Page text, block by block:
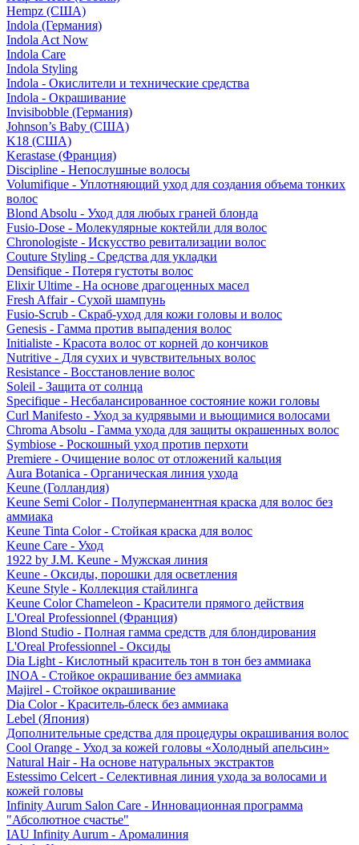
Hempz (США)
Indola (Германия)
Indola Act Now
Indola Care
Indola Styling
Indola - Окислители и технические средства
Indola - Окрашивание
Invisibobble (Германия)
Johnson’s Baby (США)
K18 (США)
Kerastase (Франция)
Discipline - Непослушные волосы
Volumifique - Уплотняющий уход для создания объема тонких
волос
Blond Absolu - Уход для любых граней блонда
Fusio-Dose - Молекулярные коктейли для волос
Chronologiste - Искусство ревитализации волос
Couture Styling - Средства для укладки
Densifique - Потеря густоты волос
Elixir Ultime - На основе драгоценных масел
Fresh Affair - Сухой шампунь
Fusio-Scrub - Скраб-уход для кожи головы и волос
Genesis - Гамма против выпадения волос
Initialiste - Красота волос от корней до кончиков
Nutritive - Для сухих и чувствительных волос
Resistance - Восстановление волос
Soleil - Защита от солнца
Specifique - Несбалансированное состояние кожи головы
Curl Manifesto - Уход за кудрявыми и вьющимися волосами
Chroma Absolu - Гамма ухода для защиты окрашенных волос
Symbiose - Роскошный уход против перхоти
Premiere - Очищение волос от отложений кальция
Aura Botanica - Органическая линия ухода
Keune (Голландия)
Keune Semi Color - Полуперманентная краска для волос без
аммиака
Keune Tinta Color - Стойкая краска для волос
Keune Care - Уход
1922 by J.M. Keune - Мужская линия
Keune - Оксиды, порошки для осветления
Keune Style - Коллекция стайлинга
Keune Color Chameleon - Красители прямого действия
L'Oreal Professionnel (Франция)
Blond Studio - Полная гамма средств для блондирования
L'Oreal Professionnel - Оксиды
Dia Light - Кислотный краситель тон в тон без аммиака
INOA - Стойкое окрашивание без аммиака
Majirel - Стойкое окрашивание
Dia Color - Краситель-блеск без аммиака
Lebel (Япония)
Дополнительные средства для процедуры окрашивания волос
Cool Orange - Уход за кожей головы «Холодный апельсин»
Natural Hair - На основе натуральных экстрактов
Estessimo Celcert - Селективная линия ухода за волосами и
кожей головы
Infinity Aurum Salon Care - Инновационная программа
"Абсолютное счастье"
IAU Infinity Aurum - Аромалиния